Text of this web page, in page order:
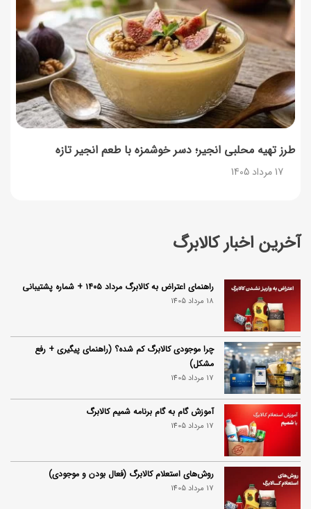
آخرین اخبار کالابرگ
راهنمای اعتراض به کالابرگ مرداد ۱۴۰۵ + شماره پشتیبانی
18 مرداد 1405
چرا موجودی کالابرگ کم شده؟ (راهنمای پیگیری + رفع
مشکل)
17 مرداد 1405
آموزش گام به گام برنامه شمیم کالابرگ
17 مرداد 1405
روش‌های استعلام کالابرگ (فعال بودن و موجودی)
17 مرداد 1405
طرز تهیه محلبی انجیر؛ دسر خوشمزه با طعم انجیر تازه
17 مرداد 1405